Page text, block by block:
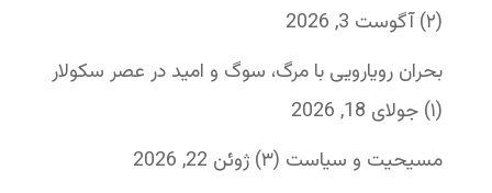
(۲)
آگوست 3, 2026
بحران رویارویی با مرگ، سوگ و امید در عصر سکولار
(۱) جولای 18, 2026
مسیحیت و سیاست (۳)
ژوئن 22, 2026